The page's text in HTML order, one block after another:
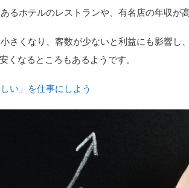
るホテルのレストランや、有名店の年収が
さくなり、客数が少ないと利益にも影響し
くなるところもあるようです。
い」を仕事にしよう